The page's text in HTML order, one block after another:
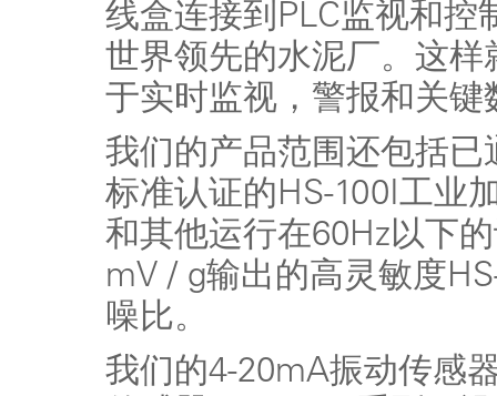
线盒连接到PLC监视和控
世界领先的水泥厂。这
于实时监视，警报和关键
我们的产品范围还包括已
标准认证的HS-100I工业
和其他运行在60Hz以下
mV / g输出的高灵敏度
噪比。
我们的4-20mA振动传感